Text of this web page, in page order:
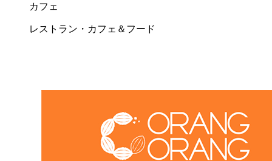
カフェ
レストラン・カフェ＆フード